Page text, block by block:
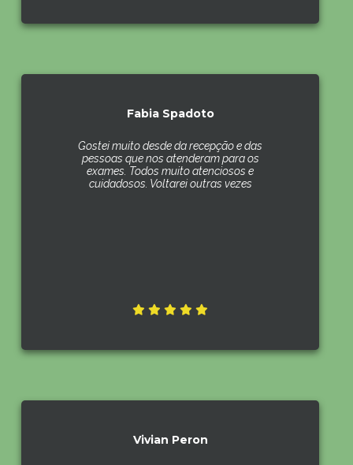
Fabia Spadoto
Gostei muito desde da recepção e das
pessoas que nos atenderam para os
exames. Todos muito atenciosos e
cuidadosos. Voltarei outras vezes
Vivian Peron